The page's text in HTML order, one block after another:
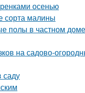
осенью
сорта малины
полы в частном
на садово-
саду